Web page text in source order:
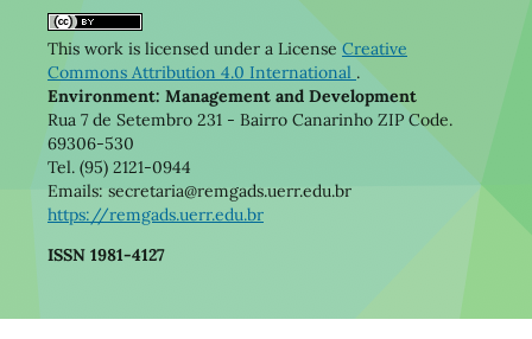
This work is licensed under a License Creative
Commons Attribution 4.0 International .
Environment: Management and Development
Rua 7 de Setembro 231 - Bairro Canarinho ZIP Code.
69306-530
Tel. (95) 2121-0944
Emails: secretaria@remgads.uerr.edu.br
https://remgads.uerr.edu.br
ISSN 1981-4127